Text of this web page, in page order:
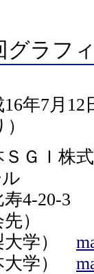
グラフ
年7月12
ＧＩ株
寿4-20-
）
学）
大学）